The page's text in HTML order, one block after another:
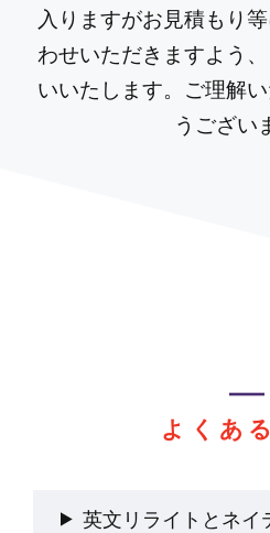
入りますがお見積もり
わせいただきますよう
いいたします。ご理解
うござい
よくあ
英文リライトとネイ